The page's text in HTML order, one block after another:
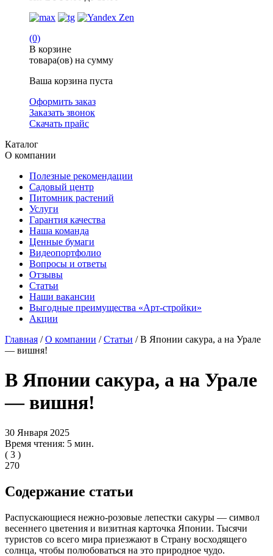
(0)
В корзине
товара(ов) на сумму
Ваша корзина пуста
Оформить заказ
Заказать звонок
Скачать прайс
Каталог
О компании
Полезные рекомендации
Садовый центр
Питомник растений
Услуги
Гарантия качества
Наша команда
Ценные бумаги
Видеопортфолио
Вопросы и ответы
Отзывы
Статьи
Наши вакансии
Выгодные преимущества «Арт-стройки»
Акции
Главная /О компании /Статьи / В Японии сакура, а на Урале
— вишня!
В Японии сакура, а на Урале
— вишня!
30 Января 2025
Время чтения: 5 мин.
( 3 )
270
Содержание статьи
Распускающиеся нежно-розовые лепестки сакуры — символ
весеннего цветения и визитная карточка Японии. Тысячи
туристов со всего мира приезжают в Страну восходящего
солнца, чтобы полюбоваться на это природное чудо.